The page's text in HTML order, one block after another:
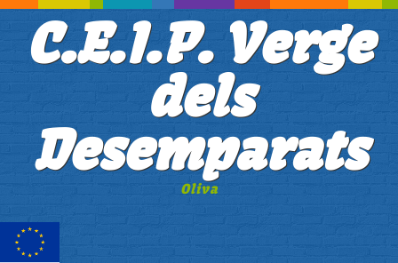
C.E.I.P. Verge
dels
Desemparats
Oliva